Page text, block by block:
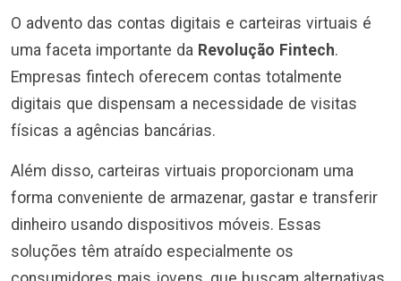
O advento das contas digitais e carteiras virtuais é
uma faceta importante da Revolução Fintech.
Empresas fintech oferecem contas totalmente
digitais que dispensam a necessidade de visitas
físicas a agências bancárias.
Além disso, carteiras virtuais proporcionam uma
forma conveniente de armazenar, gastar e transferir
dinheiro usando dispositivos móveis. Essas
soluções têm atraído especialmente os